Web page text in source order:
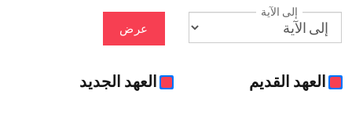
إلى الآية
عرض
العهد القديم العهد الجديد